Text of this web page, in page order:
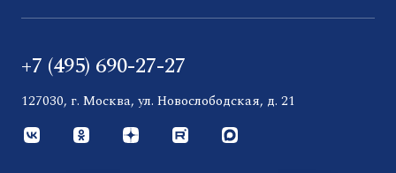
+7 (495) 690-27-27
127030, г. Москва, ул. Новослободская, д. 21